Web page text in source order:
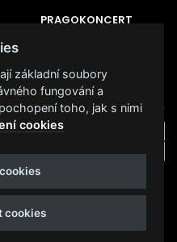
PRAGOKONCERT
agentura
nastavení cookies.
BOHEMIA, a.s.
základní soubory
fungování a
toho, jak s nimi
cookies
cookies